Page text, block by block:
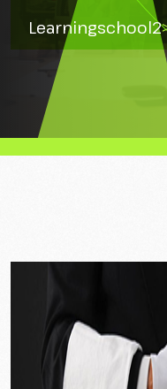
Learningschool2